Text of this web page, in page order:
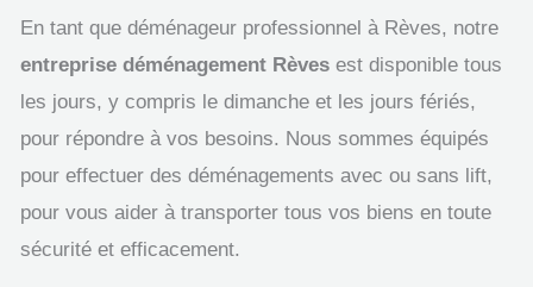
En tant que déménageur professionnel à Rèves, notre
entreprise déménagement Rèves est disponible tous
les jours, y compris le dimanche et les jours fériés,
pour répondre à vos besoins. Nous sommes équipés
pour effectuer des déménagements avec ou sans lift,
pour vous aider à transporter tous vos biens en toute
sécurité et efficacement.